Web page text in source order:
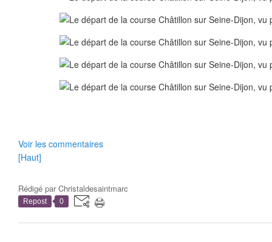
Voir les commentaires
[Haut]
Rédigé parChristaldesaintmarc
Repost 0